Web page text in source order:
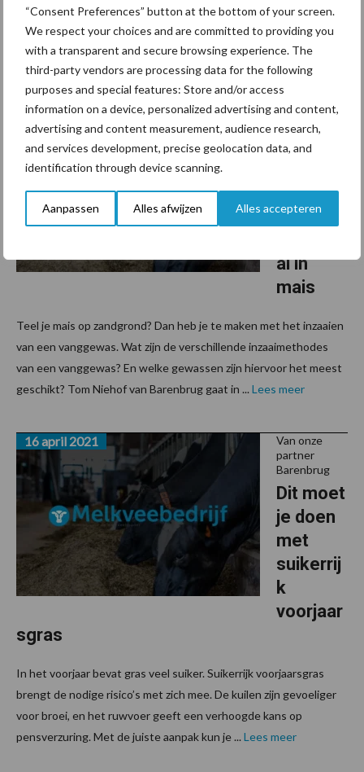
“Consent Preferences” button at the bottom of your screen.
We respect your choices and are committed to providing you
with a transparent and secure browsing experience. The
third-party vendors are processing data for the following
purposes and special features: Store and/or access
information on a device, personalized advertising and content,
advertising and content measurement, audience research,
and services development, precise geolocation data, and
identification through device scanning.
Aanpassen Alles afwijzen Alles accepteren
Daarom is nú je groenbemester onderzaaien cruciaal. Maar hoe
pak je dat aan? Tom Niehof van Barenbrug ...
Lees meer
Van onze
partner
Barenbrug
– Over
de
ai in
mais
7 mei 2021
Teel je mais op zandgrond? Dan heb je te maken met het inzaaien
van een vanggewas. Wat zijn de verschillende inzaaimethodes
van een vanggewas? En welke gewassen zijn hiervoor het meest
geschikt? Tom Niehof van Barenbrug gaat in ... Lees meer
Van onze
partner
Barenbrug
Dit moet
je doen
met
suikerrij
k
voorjaar
sgras
16 april 2021
In het voorjaar bevat gras veel suiker. Suikerrijk voorjaarsgras
brengt de nodige risico’s met zich mee. De kuilen zijn gevoeliger
voor broei, en het ruwvoer geeft een verhoogde kans op
pensverzuring. Met de juiste aanpak kun je ... Lees meer